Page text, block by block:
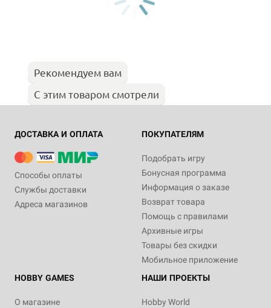
Рекомендуем вам
С этим товаром смотрели
ДОСТАВКА И ОПЛАТА
Способы оплаты
Службы доставки
Адреса магазинов
ПОКУПАТЕЛЯМ
Подобрать игру
Бонусная программа
Информация о заказе
Возврат товара
Помощь с правилами
Архивные игры
Товары без скидки
Мобильное приложение
HOBBY GAMES
О магазине
НАШИ ПРОЕКТЫ
Hobby World